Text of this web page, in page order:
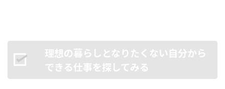
理想の暮らしとなりたくない自分から
できる仕事を探してみる